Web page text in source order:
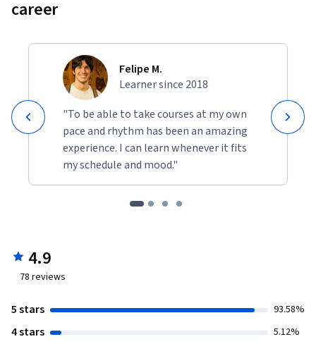
career
Felipe M.
Learner since 2018
"To be able to take courses at my own
pace and rhythm has been an amazing
experience. I can learn whenever it fits
my schedule and mood."
4.9
78 reviews
5 stars 93.58%
4 stars 5.12%